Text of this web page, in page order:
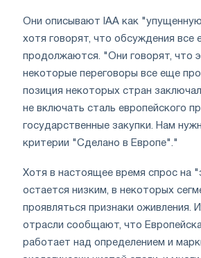
Они описывают IAA как
хотя говорят, что обсуждения все
продолжаются. "Они говорят, что
некоторые переговоры все еще
позиция некоторых стран
не включать сталь европейского
государственные закупки. Нам
критерии "Сделано в Европе"."
Хотя в настоящее время спрос на
остается низким, в некоторых
проявляться признаки оживления.
отрасли сообщают, что
работает над определением и